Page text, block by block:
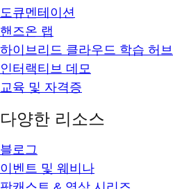
도큐멘테이션
핸즈온 랩
하이브리드 클라우드 학습 허브
인터랙티브 데모
교육 및 자격증
다양한 리소스
블로그
이벤트 및 웨비나